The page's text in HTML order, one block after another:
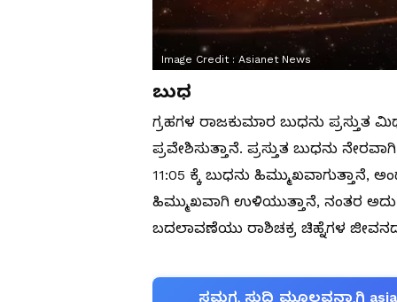
Image Credit : Asianet News
ಬುಧ
ಗ್ರಹಗಳ ರಾಜಕುಮಾರ ಬುಧನು ಪ್ರಸ್ತುತ
ಪ್ರವೇಶಿಸುತ್ತಾನೆ. ಪ್ರಸ್ತುತ ಬುಧನು
11:05 ಕ್ಕೆ ಬುಧನು ಹಿಮ್ಮುಖವಾಗುತ್ತಾನೆ,
ಹಿಮ್ಮುಖವಾಗಿ ಉಳಿಯುತ್ತಾನೆ, ನಂತರ
ಬದಲಾವಣೆಯು ರಾಶಿಚಕ್ರ ಚಿಹ್ನೆಗಳ
ಸಮಗ್ರ ಸುದ್ದಿ ಮೂಲವನ್ನಾಗಿ